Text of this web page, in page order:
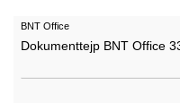
BNT Office
Dokumenttejp BNT Office